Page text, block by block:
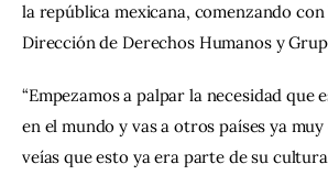
la república mexicana, comenzando
Dirección de Derechos Humanos y
“Empezamos a palpar la necesidad que
en el mundo y vas a otros países ya
veías que esto ya era parte de su